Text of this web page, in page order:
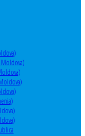
Moldova)